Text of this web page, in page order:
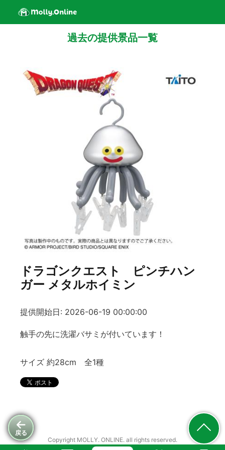
戻る
過去の提供景品一覧
ドラゴンクエスト ピンチハン
ガー メタルホイミン
提供開始日: 2026-06-19 00:00:00
触手の先に洗濯バサミが付いています！
サイズ 約28cm 全1種
Copyright MOLLY. ONLINE. all rights reserved.